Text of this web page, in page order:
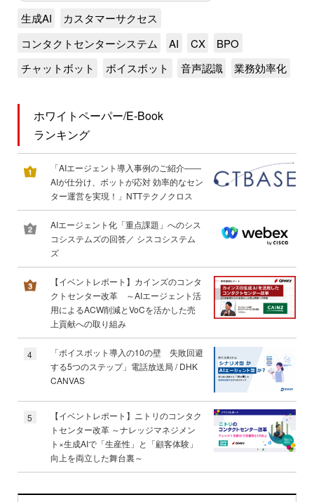
生成AI
カスタマーサクセス
コンタクトセンターシステム
AI CX
BPO
チャットボット
ボイスボット 音声認識 業務効率化
ホワイトペーパー/E-Book
ランキング
「AIエージェント導入事例のご紹介――
AIが仕分け、ボットが応対 効率的なセン
ター運営を実現！」NTTテクノクロス
AIエージェント化「重点課題」へのシス
コシステムズの回答／ シスコシステム
ズ
【イベントレポート】カインズのコンタ
クトセンター改革 ～AIエージェント活
用によるACW削減とVoCを活かした売
上貢献への取り組み
4
「ボイスボット導入の10の壁 失敗回避
する5つのステップ」電話放送局 / DHK
CANVAS
5
【イベントレポート】ニトリのコンタク
トセンター改革 ～ナレッジマネジメン
ト×生成AIで「生産性」と「顧客体験」
向上を両立した舞台裏～